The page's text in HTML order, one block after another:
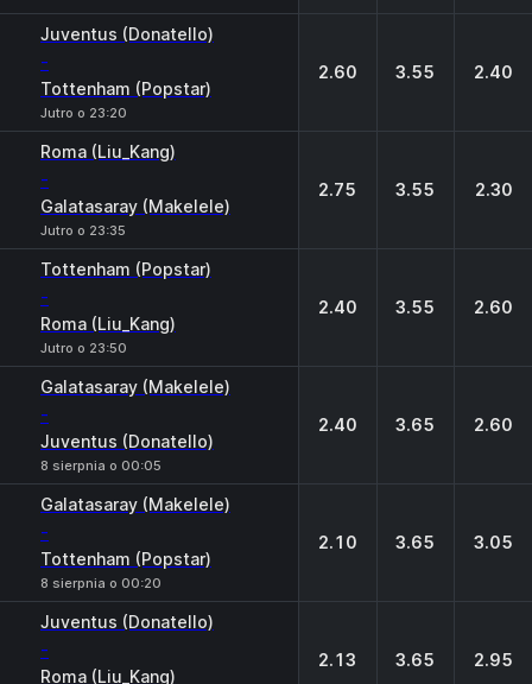
Juventus (Donatello)
-
Tottenham (Popstar)
Jutro o 23:20
2.60 3.55 2.40
Roma (Liu_Kang)
-
Galatasaray (Makelele)
Jutro o 23:35
2.75 3.55 2.30
Tottenham (Popstar)
-
Roma (Liu_Kang)
Jutro o 23:50
2.40 3.55 2.60
Galatasaray (Makelele)
-
Juventus (Donatello)
8 sierpnia o 00:05
2.40 3.65 2.60
Galatasaray (Makelele)
-
Tottenham (Popstar)
8 sierpnia o 00:20
2.10 3.65 3.05
Juventus (Donatello)
-
Roma (Liu_Kang)
2.13 3.65 2.95